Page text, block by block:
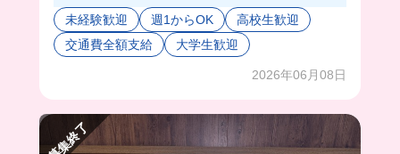
どウメなの👀‼️
こんなにウメドリンクあるのってくらい😳💓
ウメ好きな私からしたらお客さんで通いたいレベ
全部個室だからオーダータッチパネルだし、効率
まかないは日替わりでジャンル問わず出てくるん
だけど、今回はチキンタルタルだったよ🍗
未経験歓迎 週1からOK
高校生歓迎
交通費全額支給
大学生歓迎
2026年06月08日
募集終了